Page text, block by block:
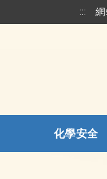
:::
化學安全